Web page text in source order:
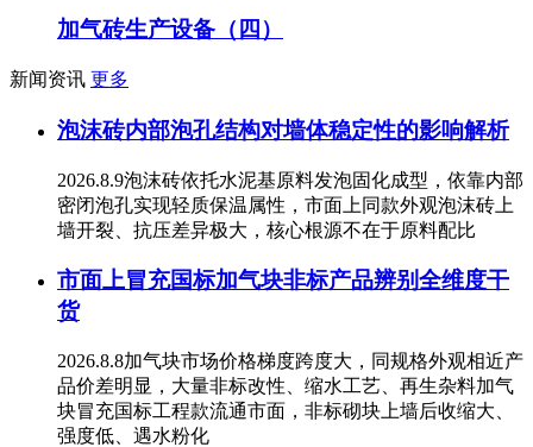
加气砖生产设备（四）
新闻资讯 更多
泡沫砖内部泡孔结构对墙体稳定性的影响解析
2026.8.9泡沫砖依托水泥基原料发泡固化成型，依靠内部
密闭泡孔实现轻质保温属性，市面上同款外观泡沫砖上
墙开裂、抗压差异极大，核心根源不在于原料配比
市面上冒充国标加气块非标产品辨别全维度干
货
2026.8.8加气块市场价格梯度跨度大，同规格外观相近产
品价差明显，大量非标改性、缩水工艺、再生杂料加气
块冒充国标工程款流通市面，非标砌块上墙后收缩大、
强度低、遇水粉化